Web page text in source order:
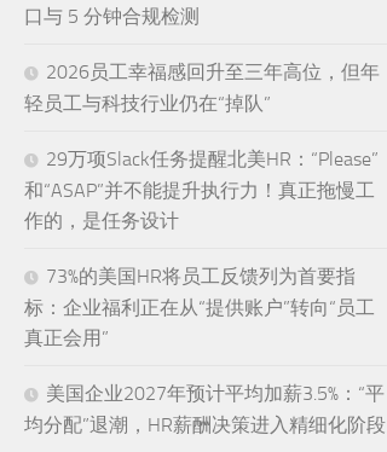
口与 5 分钟合规检测
2026员工幸福感回升至三年高位，但年
轻员工与科技行业仍在“掉队”
29万项Slack任务提醒北美HR：“Please”
和“ASAP”并不能提升执行力！真正拖慢工
作的，是任务设计
73%的美国HR将员工反馈列为首要指
标：企业福利正在从“提供账户”转向“员工
真正会用”
美国企业2027年预计平均加薪3.5%：“平
均分配”退潮，HR薪酬决策进入精细化阶段